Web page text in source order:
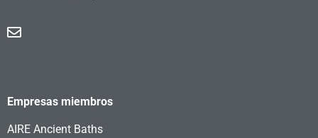
Empresas miembros
AIRE Ancient Baths